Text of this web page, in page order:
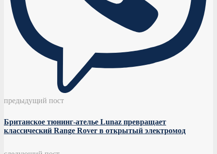
предыдущий пост
Британское тюнинг-ателье Lunaz превращает
классический Range Rover в открытый электромод